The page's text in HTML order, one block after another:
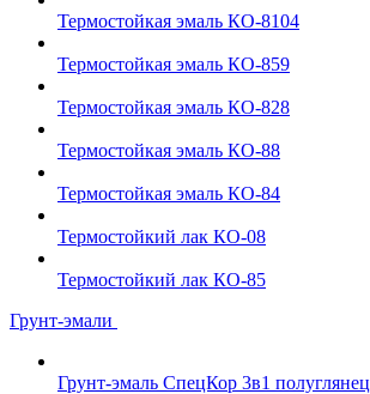
Термостойкая эмаль КО-8104
Термостойкая эмаль КО-859
Термостойкая эмаль КО-828
Термостойкая эмаль КО-88
Термостойкая эмаль КО-84
Термостойкий лак КО-08
Термостойкий лак КО-85
Грунт-эмали
Грунт-эмаль СпецКор 3в1 полуглянец